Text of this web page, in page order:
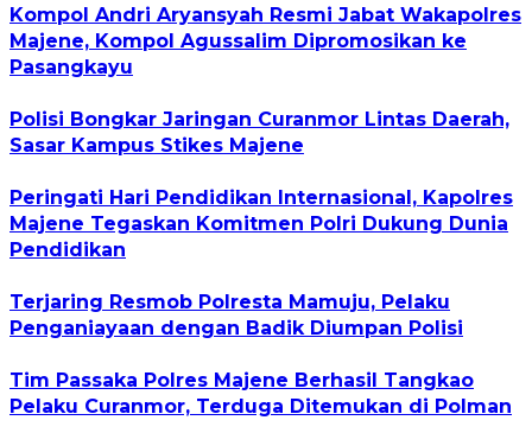
Kompol Andri Aryansyah Resmi Jabat Wakapolres
Majene, Kompol Agussalim Dipromosikan ke
Pasangkayu
Polisi Bongkar Jaringan Curanmor Lintas Daerah,
Sasar Kampus Stikes Majene
Peringati Hari Pendidikan Internasional, Kapolres
Majene Tegaskan Komitmen Polri Dukung Dunia
Pendidikan
Terjaring Resmob Polresta Mamuju, Pelaku
Penganiayaan dengan Badik Diumpan Polisi
Tim Passaka Polres Majene Berhasil Tangkao
Pelaku Curanmor, Terduga Ditemukan di Polman